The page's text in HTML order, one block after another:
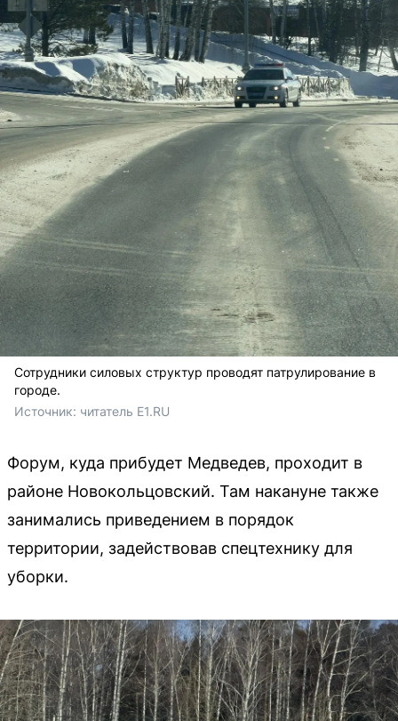
Сотрудники силовых структур проводят патрулирование в
городе.
Источник: читатель E1.RU
Форум, куда прибудет Медведев, проходит в
районе Новокольцовский. Там накануне также
занимались приведением в порядок
территории, задействовав спецтехнику для
уборки.